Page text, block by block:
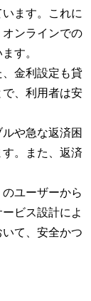
ます。これに
ンラインでの
す。
金利設定も貸
、利用者は安
や急な返済困
。また、返済
ユーザーから
ビス設計によ
て、安全かつ